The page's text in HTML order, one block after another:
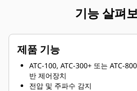
기능 살펴
제품 기능
ATC-100, ATC-300+ 또는 ATC-
반 제어장치
전압 및 주파수 감지